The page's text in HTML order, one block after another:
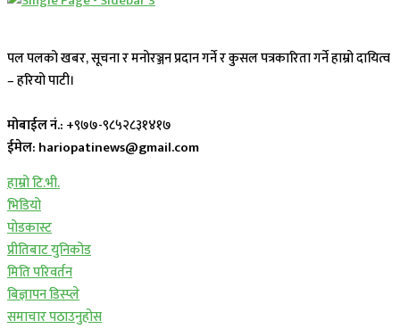
पल पलको खबर, सूचना र मनोरञ्जन प्रदान गर्ने र कुसल पत्रकारिता गर्ने हाम्रो दायित्व
– हरियो पाटी।
मोबाईल नं.: +९७७-९८५२८३१४१७
ईमेल: hariopatinews@gmail.com
हाम्रो टि.भी.
भिडियो
पोडकास्ट
प्रीतिबाट युनिकोड
मिति परिवर्तन
बिज्ञापन डिस्प्ले
समाचार पठाउनुहोस